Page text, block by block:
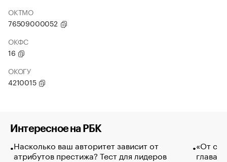
ОКТМО
76509000052
ОКФС
16
ОКОГУ
4210015
Интересное на РБК
Насколько ваш авторитет зависит от
атрибутов престижа? Тест для лидеров
«От
глава